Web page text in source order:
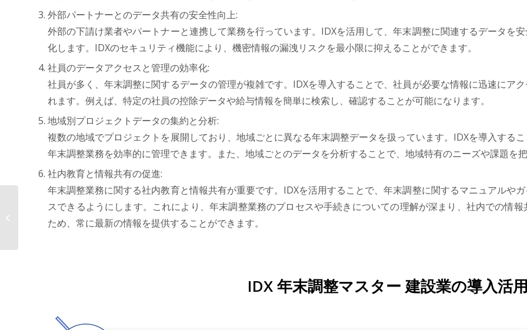
外部パートナーとのデータ共有の安全性向上:
外部の下請け業者やパートナーと連携して業務を行っています。IDXを活用して、年末調整に関連するデータを
化します。IDXのセキュリティ機能により、機密情報の漏洩リスクを最小限に抑えることができます。
社員のデータアクセスと管理の効率化:
社員が多く、年末調整に関するデータの管理が複雑です。IDXを導入することで、社員が必要な情報に迅速にア
れます。例えば、特定の社員の控除データや給与情報を簡単に検索し、確認することが可能になります。
地域別プロジェクトデータの集約と分析:
複数の地域でプロジェクトを展開しており、地域ごとに異なる年末調整データを扱っています。IDXを導入する
年末調整業務を効率的に管理できます。また、地域ごとのデータを分析することで、地域特有のニーズや課題を
社内教育と情報共有の促進:
年末調整業務に関する社内教育と情報共有が重要です。IDXを活用することで、年末調整に関するマニュアルや
スできるようにします。これにより、年末調整業務のプロセスや手続きについての理解が深まり、社内での情
ため、常に最新の情報を提供することができます。
IDX 年末調整マスター 建設業の導入活
年末調整が劇的に変わる！ サービス
業向けの最強データ管理プラットフ
ォーム誕生...